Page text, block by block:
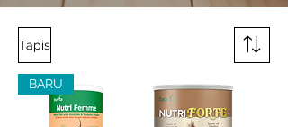
Tapis
BARU